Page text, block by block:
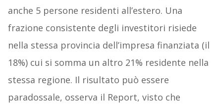
anche 5 persone residenti all’estero. Una
frazione consistente degli investitori risiede
nella stessa provincia dell’impresa finanziata (il
18%) cui si somma un altro 21% residente nella
stessa regione. Il risultato può essere
paradossale, osserva il Report, visto che